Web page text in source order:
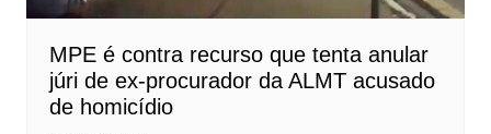
MPE é contra recurso que tenta anular
júri de ex-procurador da ALMT acusado
de homicídio